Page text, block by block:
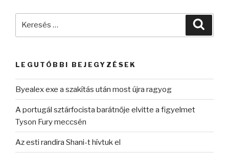
LEGUTÓBBI BEJEGYZÉSEK
Byealex exe a szakítás után most újra ragyog
A portugál sztárfocista barátnője elvitte a figyelmet
Tyson Fury meccsén
Az esti randira Shani-t hívtuk el